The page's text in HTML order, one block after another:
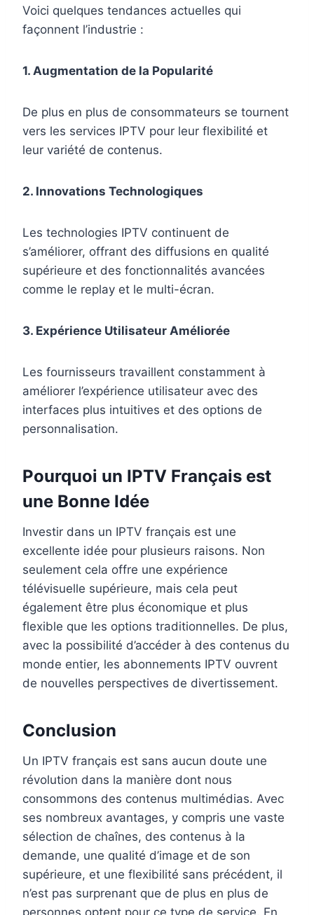
Voici quelques tendances actuelles qui
façonnent l’industrie :
1. Augmentation de la Popularité
De plus en plus de consommateurs se tournent
vers les services IPTV pour leur flexibilité et
leur variété de contenus.
2. Innovations Technologiques
Les technologies IPTV continuent de
s’améliorer, offrant des diffusions en qualité
supérieure et des fonctionnalités avancées
comme le replay et le multi-écran.
3. Expérience Utilisateur Améliorée
Les fournisseurs travaillent constamment à
améliorer l’expérience utilisateur avec des
interfaces plus intuitives et des options de
personnalisation.
Pourquoi un IPTV Français est
une Bonne Idée
Investir dans un IPTV français est une
excellente idée pour plusieurs raisons. Non
seulement cela offre une expérience
télévisuelle supérieure, mais cela peut
également être plus économique et plus
flexible que les options traditionnelles. De plus,
avec la possibilité d’accéder à des contenus du
monde entier, les abonnements IPTV ouvrent
de nouvelles perspectives de divertissement.
Conclusion
Un IPTV français est sans aucun doute une
révolution dans la manière dont nous
consommons des contenus multimédias. Avec
ses nombreux avantages, y compris une vaste
sélection de chaînes, des contenus à la
demande, une qualité d’image et de son
supérieure, et une flexibilité sans précédent, il
n’est pas surprenant que de plus en plus de